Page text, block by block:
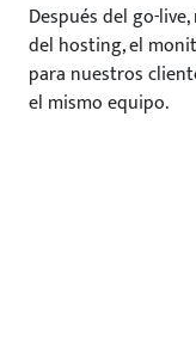
Después del go-
del hosting, el
para nuestros
el mismo equipo.